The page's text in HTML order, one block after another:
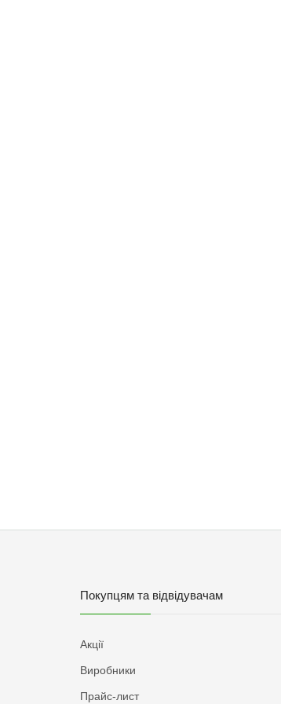
Покупцям та відвідувачам
Акції
Виробники
Прайс-лист